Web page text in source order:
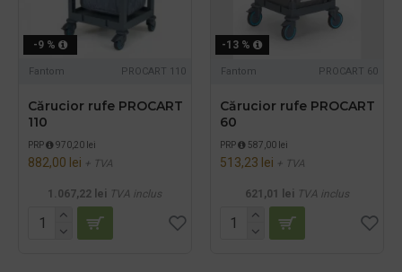
-9 %
Fantom PROCART 110
Cărucior rufe PROCART
110
PRP 970,20 lei
882,00 lei + TVA
1.067,22 lei TVA inclus
-13 %
Fantom PROCART 60
Cărucior rufe PROCART
60
PRP 587,00 lei
513,23 lei + TVA
621,01 lei TVA inclus